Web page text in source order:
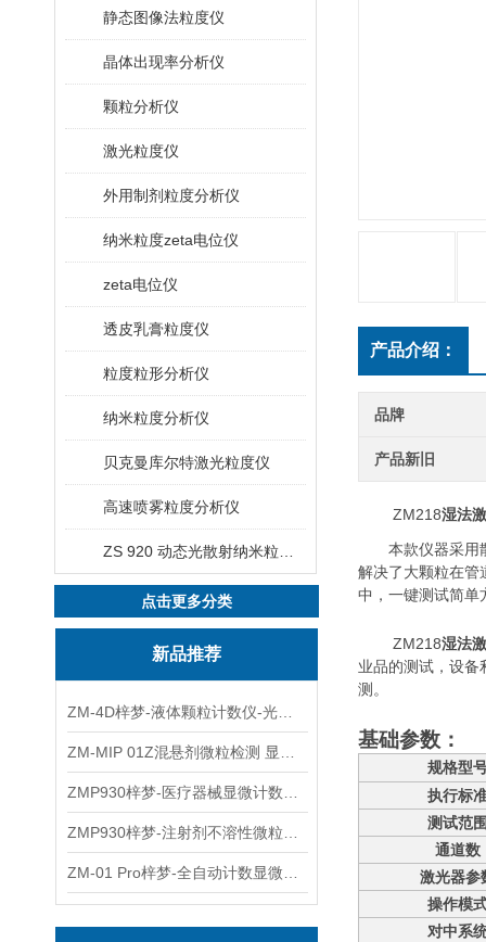
静态图像法粒度仪
晶体出现率分析仪
颗粒分析仪
激光粒度仪
外用制剂粒度分析仪
纳米粒度zeta电位仪
zeta电位仪
透皮乳膏粒度仪
粒度粒形分析仪
纳米粒度分析仪
贝克曼库尔特激光粒度仪
高速喷雾粒度分析仪
点击更多分类
新品推荐
产品介绍：
品牌
产品新旧
ZM218湿法
本款仪器采用
解决了大颗粒在管
中，一键测试简单
ZM218湿法
业品的测试，设备
测。
基础参数：
规格型
执行标
测试范
通道数
激光器参
操作模
对中系